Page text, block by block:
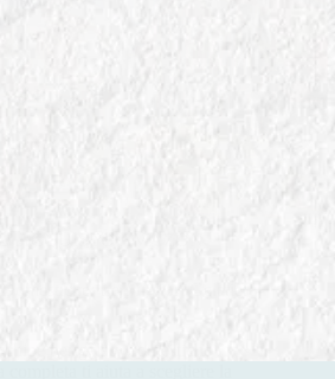
ACQUISTO AMAZON